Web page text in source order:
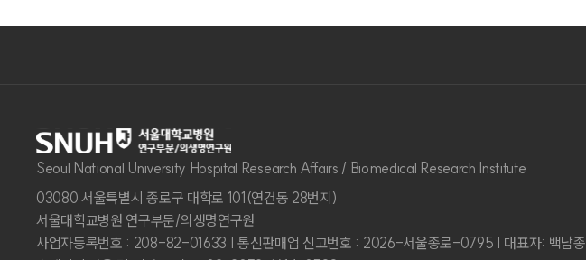
Seoul National University Hospital Research Affairs / Biomedical Research Institute
03080 서울특별시 종로구 대학로 101(연건동 28번지)
서울대학교병원 연구부문/의생명연구원
사업자등록번호 : 208-82-01633 | 통신판매업 신고번호 : 2026-서울종로-0795 | 대표자: 백남종